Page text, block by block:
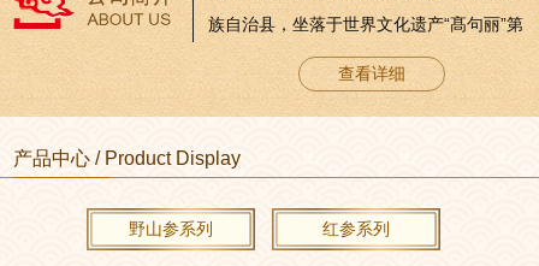
族自治县，坐落于世界文化遗产“髙句丽”第
一代王城“纥升骨城”发祥地五女山脚下。这
里山清水秀，人杰地灵，土地肥沃，植物
着“高丽朱蒙”品牌人参系列产品的崛起。公
司成立于2004年6月，注册资本金2090万
元。2006年8月通过国家食品药品监督管理
查看详细
产品中心 / Product Display
野山参系列 红参系列